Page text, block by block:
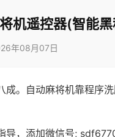
机遥控器(智能
年08月07日
。自动麻将机靠程序
，添加微信号;